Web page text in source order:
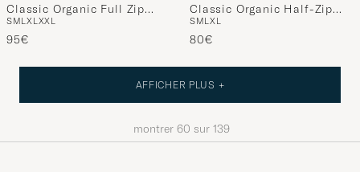
Classic Organic Full Zip
Hoodie Heather Grey
SMLXLXXL
95€
Classic Organic Half-Zip
Faded Mud
SMLXL
80€
AFFICHER PLUS +
montrer 60 sur 139